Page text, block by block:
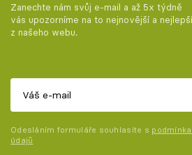
Zanechte nám svůj e-mail a až 5x týdně
vás upozorníme na to nejnovější a nejlepší
z našeho webu.
Odesláním formuláře souhlasíte s
údajů